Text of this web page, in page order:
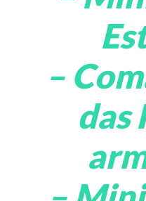
–
das